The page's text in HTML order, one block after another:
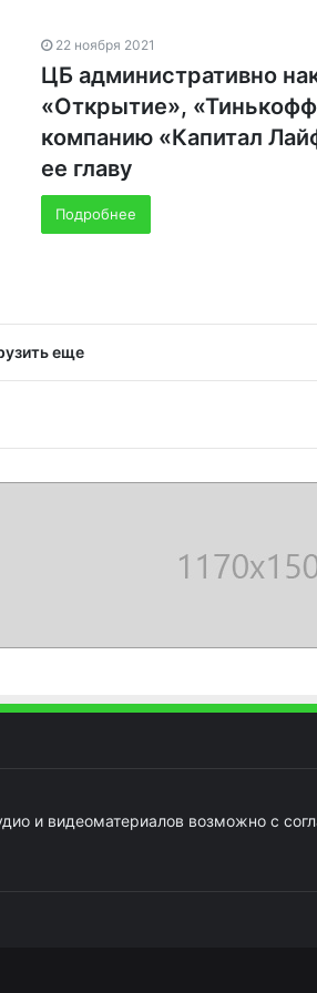
22 ноября 2021
ЦБ административно
«Открытие»,
компанию «Капитал
ее главу
Подробнее
еще
и видеоматериалов возможно с